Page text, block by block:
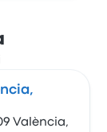
València,